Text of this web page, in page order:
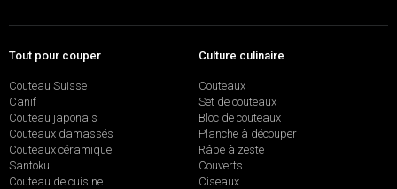
Tout pour couper
Couteau Suisse
Canif
Couteau japonais
Couteaux damassés
Couteaux céramique
Santoku
Couteau de cuisine
Culture culinaire
Couteaux
Set de couteaux
Bloc de couteaux
Planche à découper
Râpe à zeste
Couverts
Ciseaux